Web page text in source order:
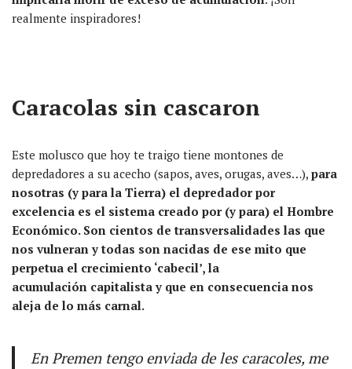
realmente inspiradores!
Caracolas sin cascaron
Este molusco que hoy te traigo tiene montones de
depredadores a su acecho (sapos, aves, orugas, aves…), para
nosotras (y para la Tierra) el depredador por
excelencia es el sistema creado por (y para) el Hombre
Económico. Son cientos de transversalidades las que
nos vulneran y todas son nacidas de ese mito que
perpetua el crecimiento ‘cabecil’, la
acumulación capitalista y que en consecuencia nos
aleja de lo más carnal.
En Premen tengo enviada de les caracoles, me